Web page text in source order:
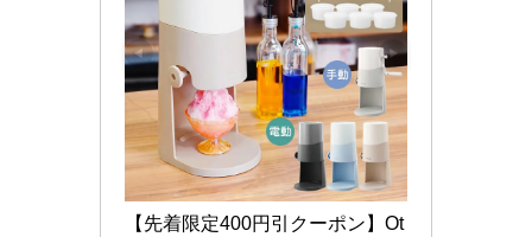
【先着限定400円引クーポン】Ot